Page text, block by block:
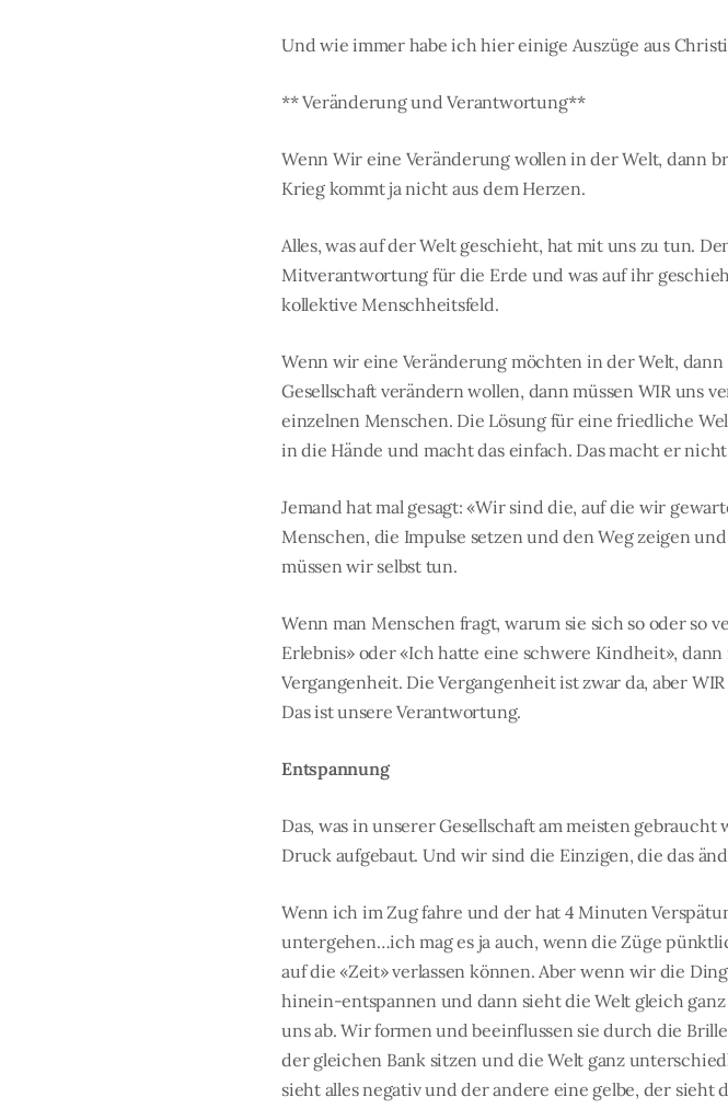
Und wie immer habe ich hier einige Auszüge aus
** Veränderung und Verantwortung**
Wenn Wir eine Veränderung wollen in der Welt, dann
Krieg kommt ja nicht aus dem Herzen.
Alles, was auf der Welt geschieht, hat mit uns zu tun.
Mitverantwortung für die Erde und was auf ihr
kollektive Menschheitsfeld.
Wenn wir eine Veränderung möchten in der Welt,
Gesellschaft verändern wollen, dann müssen WIR uns
einzelnen Menschen. Die Lösung für eine friedliche
in die Hände und macht das einfach. Das macht er
Jemand hat mal gesagt: «Wir sind die, auf die wir
Menschen, die Impulse setzen und den Weg zeigen
müssen wir selbst tun.
Wenn man Menschen fragt, warum sie sich so oder so
Erlebnis» oder «Ich hatte eine schwere Kindheit»,
Vergangenheit. Die Vergangenheit ist zwar da, aber
Das ist unsere Verantwortung.
Entspannung
Das, was in unserer Gesellschaft am meisten
Druck aufgebaut. Und wir sind die Einzigen, die das
Wenn ich im Zug fahre und der hat 4 Minuten
untergehen…ich mag es ja auch, wenn die Züge
auf die «Zeit» verlassen können. Aber wenn wir die
hinein-entspannen und dann sieht die Welt gleich
uns ab. Wir formen und beeinflussen sie durch die
der gleichen Bank sitzen und die Welt ganz
sieht alles negativ und der andere eine gelbe, der sieht